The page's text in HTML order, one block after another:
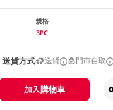
規格
3PC
送貨方式 送貨 門市自取
加入購物車